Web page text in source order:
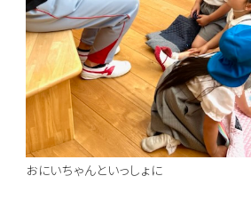
おにいちゃんといっしょに